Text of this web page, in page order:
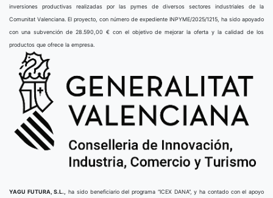
inversiones productivas realizadas por las pymes de diversos sectores industriales de la
Comunitat Valenciana. El proyecto, con número de expediente INPYME/2025/1215, ha sido apoyado
con una subvención de 28.590,00 € con el objetivo de mejorar la oferta y la calidad de los
productos que ofrece la empresa.
YAGU FUTURA, S.L.,
ha sido beneficiario del programa “ICEX DANA”, y ha contado con el apoyo